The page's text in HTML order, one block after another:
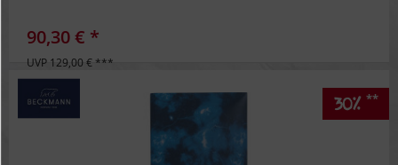
90,30 € *
UVP 129,00 € ***
30% **